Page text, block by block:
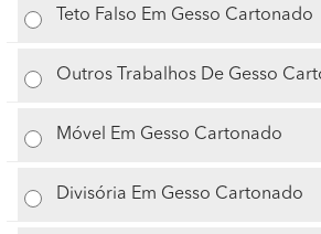
Teto Falso Em Gesso Cartonado
Outros Trabalhos De Gesso
Móvel Em Gesso Cartonado
Divisória Em Gesso Cartonado